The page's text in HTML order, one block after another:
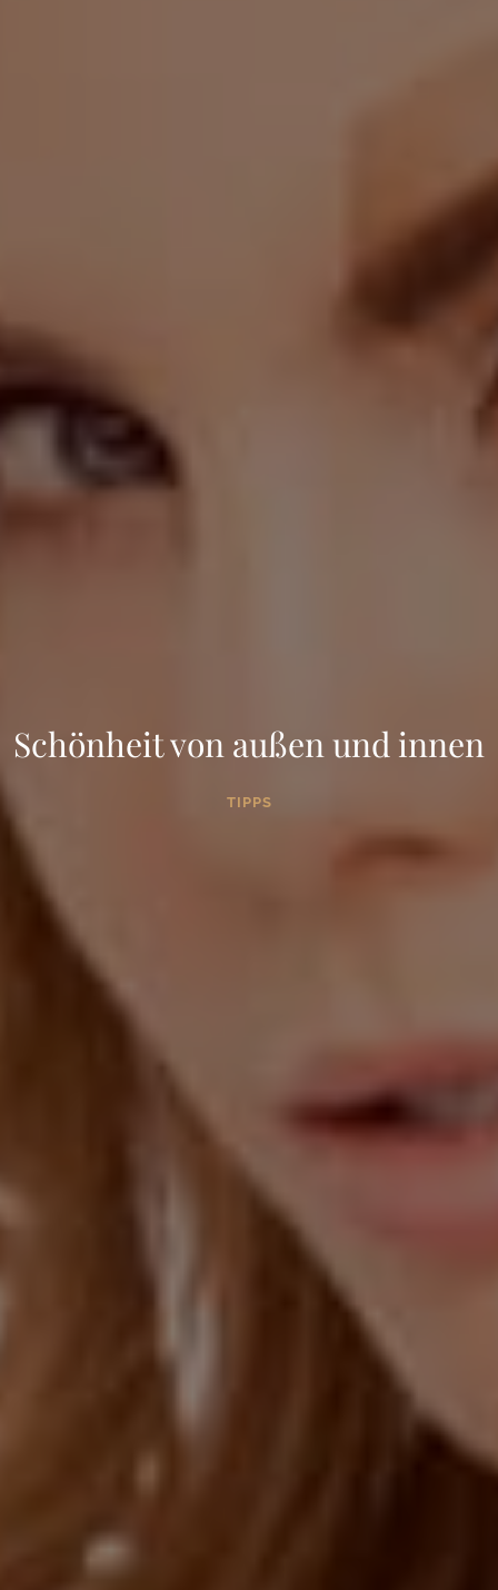
Schönheit von außen und innen
TIPPS